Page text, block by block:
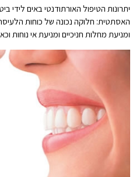
יתרונות הטיפול האורתודנטי באים לידי
האסתטית: חלוקה נכונה של כוחות
ומניעת מחלות חניכיים ומניעת אי נוחות